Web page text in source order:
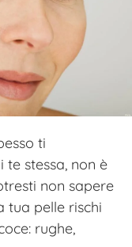
ti
stessa, non è
non sapere
tua pelle rischi
rughe,